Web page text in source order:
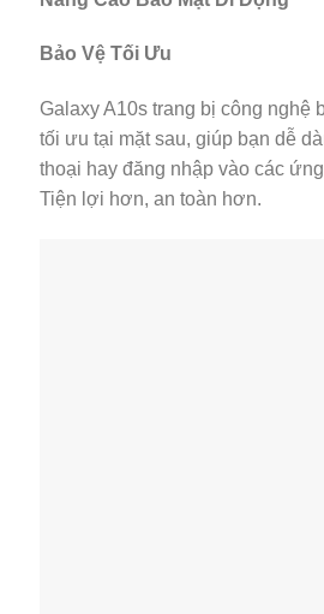
Bảo Vệ Tối Ưu
Galaxy A10s trang bị công nghệ
tối ưu tại mặt sau, giúp bạn dễ
thoại hay đăng nhập vào các
Tiện lợi hơn, an toàn hơn.